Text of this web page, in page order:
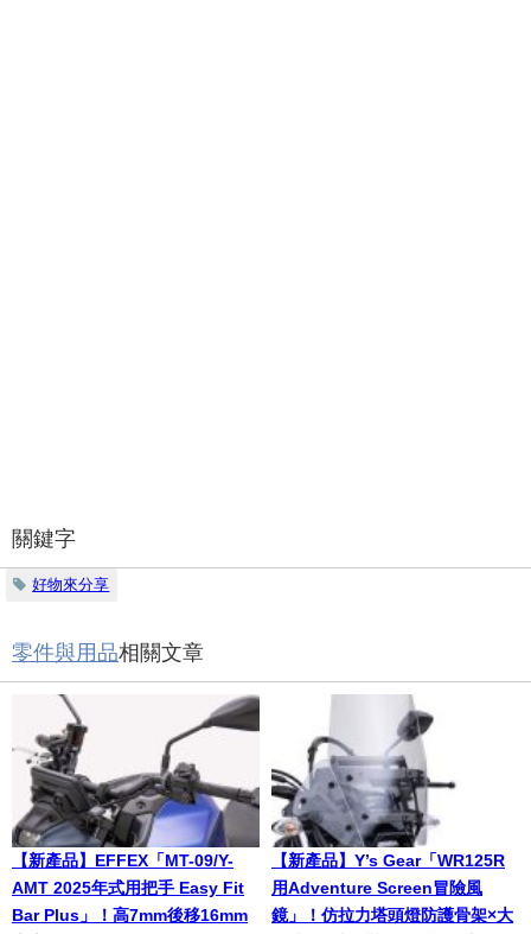
關鍵字
好物來分享
零件與用品相關文章
【新產品】EFFEX「MT-09/Y-
AMT 2025年式用把手 Easy Fit
Bar Plus」！高7mm後移16mm
【新產品】Y’s Gear「WR125R
用Adventure Screen冒險風
鏡」！仿拉力塔頭燈防護骨架×大